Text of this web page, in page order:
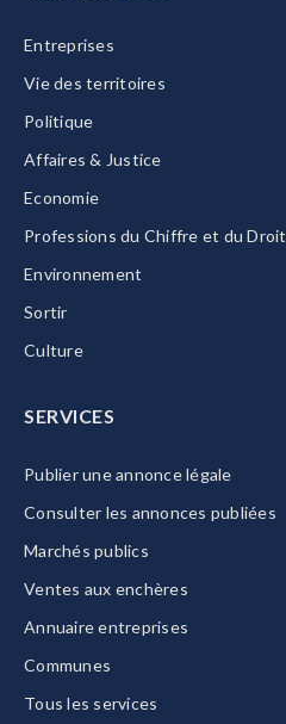
Entreprises
Vie des territoires
Politique
Affaires & Justice
Economie
Professions du Chiffre et du Droit
Environnement
Sortir
Culture
SERVICES
Publier une annonce légale
Consulter les annonces publiées
Marchés publics
Ventes aux enchères
Annuaire entreprises
Communes
Tous les services